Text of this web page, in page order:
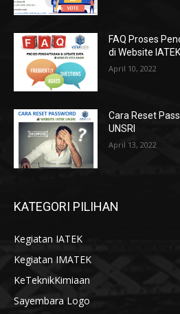
FAQ Proses
di Website IATEK
April 10, 2022
Cara Reset
UNSRI
April 13, 2022
KATEGORI PILIHAN
Kegiatan IATEK
Kegiatan IMATEK
KeTeknikKimiaan
Sayembara Logo